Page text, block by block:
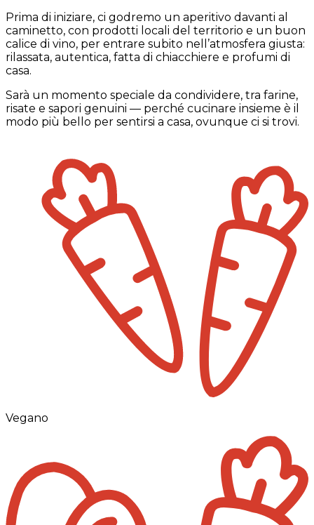
Prima di iniziare, ci godremo un aperitivo davanti al
caminetto, con prodotti locali del territorio e un buon
calice di vino, per entrare subito nell’atmosfera giusta:
rilassata, autentica, fatta di chiacchiere e profumi di
casa.
Sarà un momento speciale da condividere, tra farine,
risate e sapori genuini — perché cucinare insieme è il
modo più bello per sentirsi a casa, ovunque ci si trovi.
Vegano